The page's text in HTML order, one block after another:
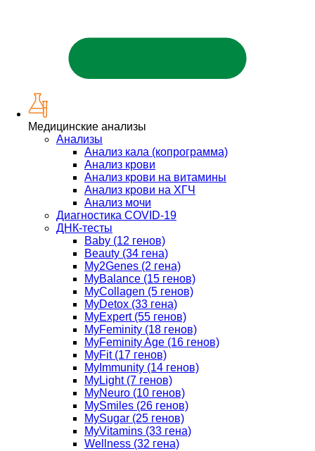
Медицинские анализы
Анализы
Анализ кала (копрограмма)
Анализ крови
Анализ крови на витамины
Анализ крови на ХГЧ
Анализ мочи
Диагностика COVID-19
ДНК-тесты
Baby (12 генов)
Beauty (34 гена)
My2Genes (2 гена)
MyBalance (15 генов)
MyCollagen (5 генов)
MyDetox (33 гена)
MyExpert (55 генов)
MyFeminity (18 генов)
MyFeminity Age (16 генов)
MyFit (17 генов)
MyImmunity (14 генов)
MyLight (7 генов)
MyNeuro (10 генов)
MySmiles (26 генов)
MySugar (25 генов)
MyVitamins (33 гена)
Wellness (32 гена)